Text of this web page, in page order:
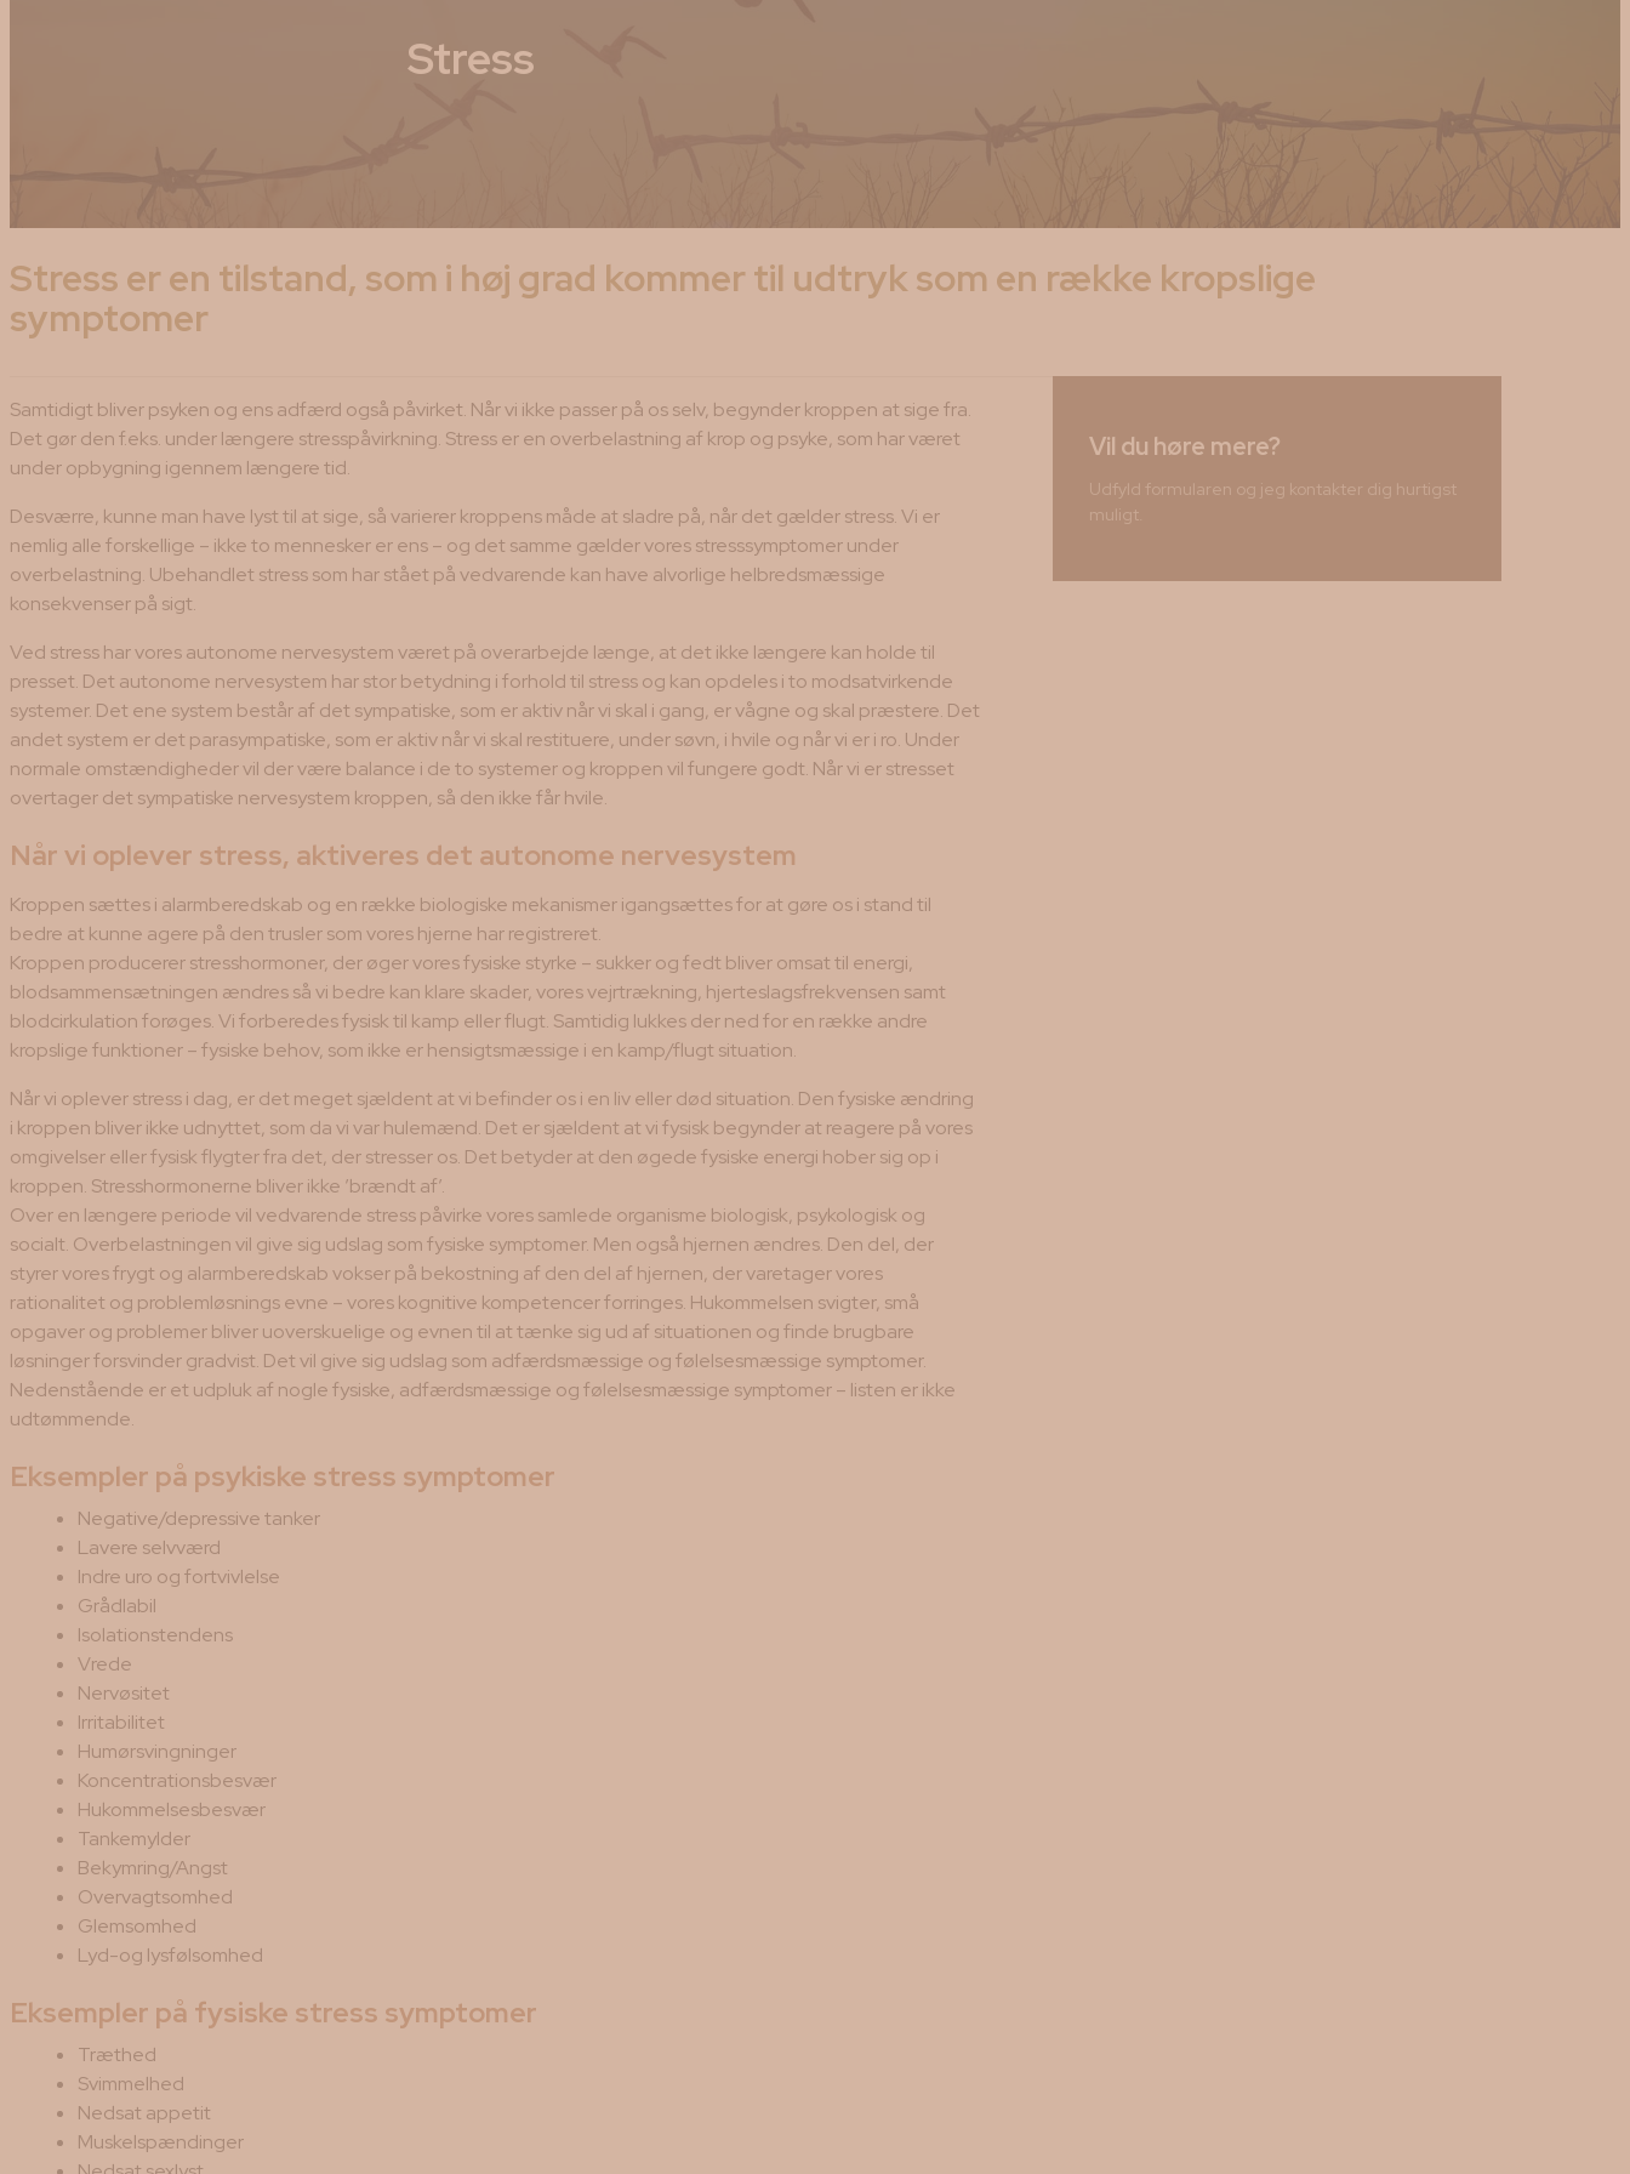
Stress
Stress er en tilstand, som i høj grad kommer til udtryk som en række kropslige
symptomer
Samtidigt bliver psyken og ens adfærd også påvirket. Når vi ikke passer på os selv, begynder kroppen at sige fra.
Det gør den f.eks. under længere stresspåvirkning. Stress er en overbelastning af krop og psyke, som har været
under opbygning igennem længere tid.
Desværre, kunne man have lyst til at sige, så varierer kroppens måde at sladre på, når det gælder stress. Vi er
nemlig alle forskellige – ikke to mennesker er ens – og det samme gælder vores stresssymptomer under
overbelastning. Ubehandlet stress som har stået på vedvarende kan have alvorlige helbredsmæssige
konsekvenser på sigt.
Ved stress har vores autonome nervesystem været på overarbejde længe, at det ikke længere kan holde til
presset. Det autonome nervesystem har stor betydning i forhold til stress og kan opdeles i to modsatvirkende
systemer. Det ene system består af det sympatiske, som er aktiv når vi skal i gang, er vågne og skal præstere. Det
andet system er det parasympatiske, som er aktiv når vi skal restituere, under søvn, i hvile og når vi er i ro. Under
normale omstændigheder vil der være balance i de to systemer og kroppen vil fungere godt. Når vi er stresset
overtager det sympatiske nervesystem kroppen, så den ikke får hvile.
Når vi oplever stress, aktiveres det autonome nervesystem
Kroppen sættes i alarmberedskab og en række biologiske mekanismer igangsættes for at gøre os i stand til
bedre at kunne agere på den trusler som vores hjerne har registreret.
Kroppen producerer stresshormoner, der øger vores fysiske styrke – sukker og fedt bliver omsat til energi,
blodsammensætningen ændres så vi bedre kan klare skader, vores vejrtrækning, hjerteslagsfrekvensen samt
blodcirkulation forøges. Vi forberedes fysisk til kamp eller flugt. Samtidig lukkes der ned for en række andre
kropslige funktioner – fysiske behov, som ikke er hensigtsmæssige i en kamp/flugt situation.
Når vi oplever stress i dag, er det meget sjældent at vi befinder os i en liv eller død situation. Den fysiske ændring
i kroppen bliver ikke udnyttet, som da vi var hulemænd. Det er sjældent at vi fysisk begynder at reagere på vores
omgivelser eller fysisk flygter fra det, der stresser os. Det betyder at den øgede fysiske energi hober sig op i
kroppen. Stresshormonerne bliver ikke ’brændt af’.
Over en længere periode vil vedvarende stress påvirke vores samlede organisme biologisk, psykologisk og
socialt. Overbelastningen vil give sig udslag som fysiske symptomer. Men også hjernen ændres. Den del, der
styrer vores frygt og alarmberedskab vokser på bekostning af den del af hjernen, der varetager vores
rationalitet og problemløsnings evne – vores kognitive kompetencer forringes. Hukommelsen svigter, små
opgaver og problemer bliver uoverskuelige og evnen til at tænke sig ud af situationen og finde brugbare
løsninger forsvinder gradvist. Det vil give sig udslag som adfærdsmæssige og følelsesmæssige symptomer.
Nedenstående er et udpluk af nogle fysiske, adfærdsmæssige og følelsesmæssige symptomer – listen er ikke
udtømmende.
Eksempler på psykiske stress symptomer
Negative/depressive tanker
Lavere selvværd
Indre uro og fortvivlelse
Grådlabil
Isolationstendens
Vrede
Nervøsitet
Irritabilitet
Humørsvingninger
Koncentrationsbesvær
Hukommelsesbesvær
Tankemylder
Bekymring/Angst
Overvagtsomhed
Glemsomhed
Lyd-og lysfølsomhed
Eksempler på fysiske stress symptomer
Træthed
Svimmelhed
Nedsat appetit
Muskelspændinger
Vil du høre mere?
Udfyld formularen og jeg kontakter dig hurtigst
muligt.